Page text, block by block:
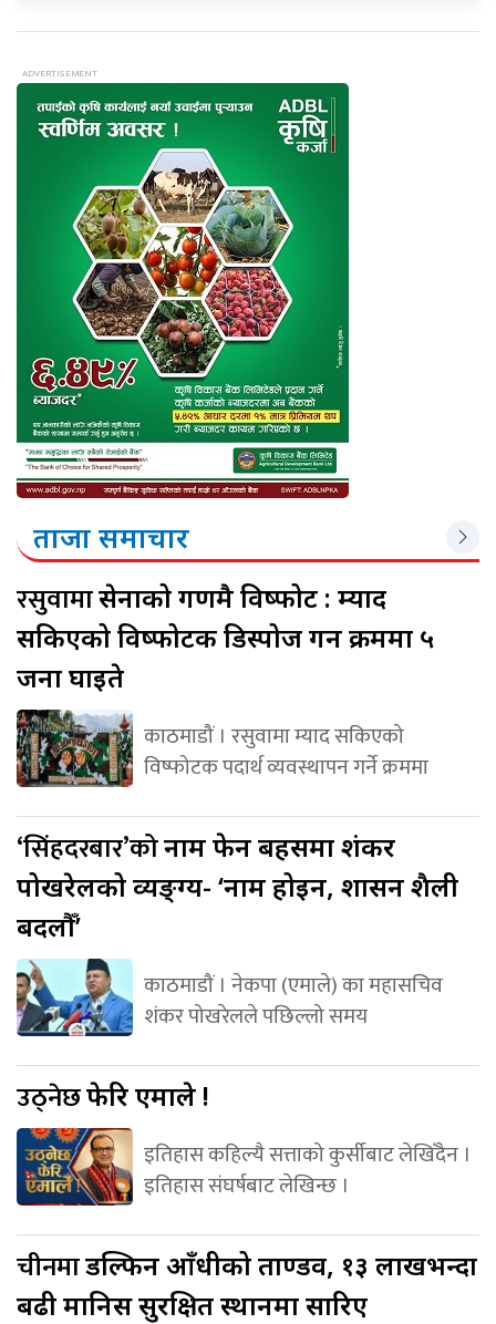
ताजा समाचार
रसुवामासेनाको गणमै विष्फोट : म्याद
सकिएको विष्फोटक डिस्पोज गर्ने क्रममा ५
जना घाइते
काठमाडौं । रसुवामा म्याद सकिएको
विष्फोटक पदार्थ व्यवस्थापन गर्ने क्रममा
‘सिंहदरबार’कोनाम फेर्ने बहसमा शंकर
पोखरेलको व्यङ्ग्य- ‘नाम होइन, शासन शैली
बदलौँ’
काठमाडौं । नेकपा (एमाले) का महासचिव
शंकर पोखरेलले पछिल्लो समय
उठ्नेछफेरि एमाले !
इतिहास कहिल्यै सत्ताको कुर्सीबाट लेखिँदैन ।
इतिहास संघर्षबाट लेखिन्छ ।
चीनमाडल्फिन आँधीको ताण्डव, १३ लाखभन्दा
बढी मानिस सुरक्षित स्थानमा सारिए